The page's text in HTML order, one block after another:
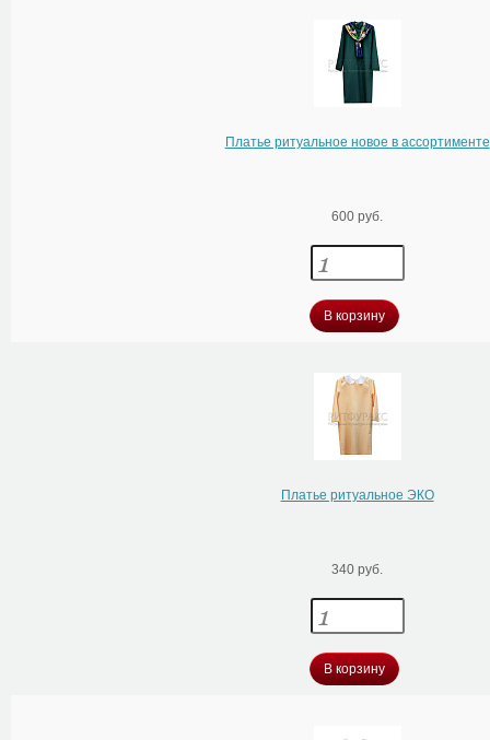
Платье ритуальное новое в ассортименте
600 руб.
В корзину
Платье ритуальное ЭКО
340 руб.
В корзину